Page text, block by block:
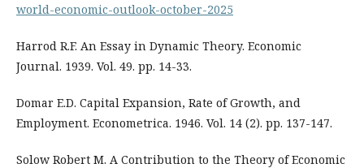
world-economic-outlook-october-2025
Harrod R.F. An Essay in Dynamic Theory. Economic
Journal. 1939. Vol. 49. pp. 14-33.
Domar E.D. Capital Expansion, Rate of Growth, and
Employment. Econometrica. 1946. Vol. 14 (2). pp. 137-147.
Solow Robert M. A Contribution to the Theory of Economic